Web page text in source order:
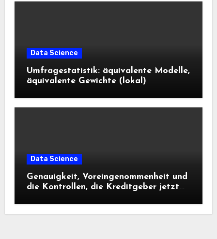
Data Science
Umfragestatistik: äquivalente Modelle,
äquivalente Gewichte (lokal)
Data Science
Genauigkeit, Voreingenommenheit und
die Kontrollen, die Kreditgeber jetzt